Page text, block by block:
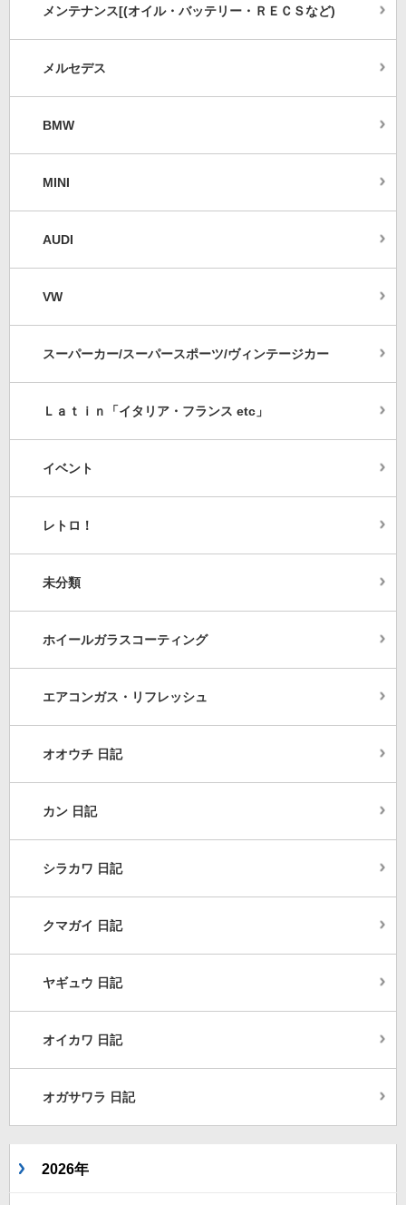
メンテナンス[(オイル・バッテリー・ＲＥＣＳなど)
メルセデス
BMW
MINI
AUDI
VW
スーパーカー/スーパースポーツ/ヴィンテージカー
Ｌａｔｉｎ「イタリア・フランス etc」
イベント
レトロ！
未分類
ホイールガラスコーティング
エアコンガス・リフレッシュ
オオウチ 日記
カン 日記
シラカワ 日記
クマガイ 日記
ヤギュウ 日記
オイカワ 日記
オガサワラ 日記
2026年